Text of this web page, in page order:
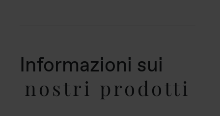
Informazioni sui
nostri prodotti